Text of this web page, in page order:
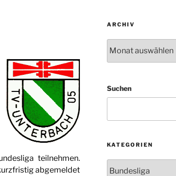
teilnehmen.
abgemeldet
ARCHIV
Suchen
KATEGORIEN